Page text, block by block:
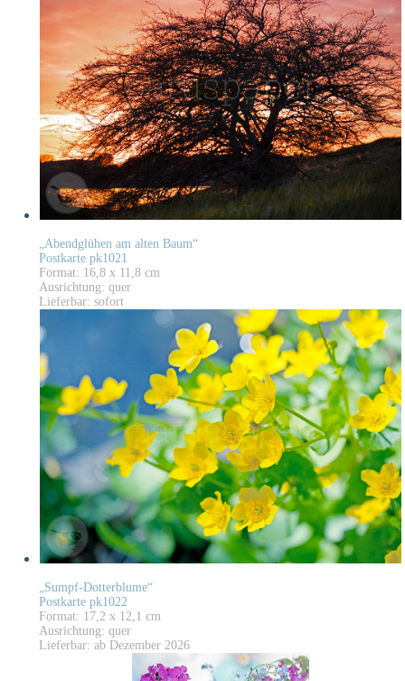
„Abendglühen am alten Baum“
Postkarte pk1021
Format: 16,8 x 11,8 cm
Ausrichtung: quer
Lieferbar: sofort
„Sumpf-Dotterblume“
Postkarte pk1022
Format: 17,2 x 12,1 cm
Ausrichtung: quer
Lieferbar: ab Dezember 2026